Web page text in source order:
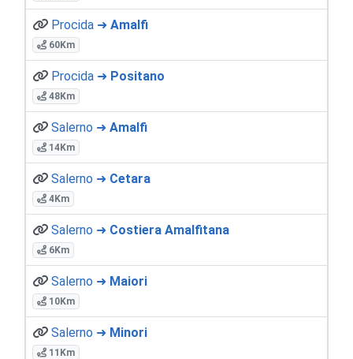
Procida ➜ Amalfi
60Km
Procida ➜ Positano
48Km
Salerno ➜ Amalfi
14Km
Salerno ➜ Cetara
4Km
Salerno ➜ Costiera Amalfitana
6Km
Salerno ➜ Maiori
10Km
Salerno ➜ Minori
11Km